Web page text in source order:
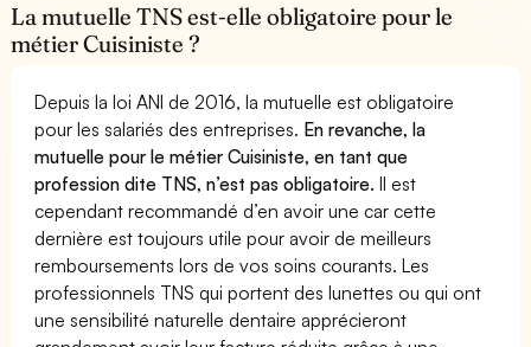
La mutuelle TNS est-elle obligatoire pour le
métier Cuisiniste ?
Depuis la loi ANI de 2016, la mutuelle est obligatoire
pour les salariés des entreprises. En revanche, la
mutuelle pour le métier Cuisiniste, en tant que
profession dite TNS, n’est pas obligatoire.Il est
cependant recommandé d’en avoir une car cette
dernière est toujours utile pour avoir de meilleurs
remboursements lors de vos soins courants. Les
professionnels TNS qui portent des lunettes ou qui ont
une sensibilité naturelle dentaire apprécieront